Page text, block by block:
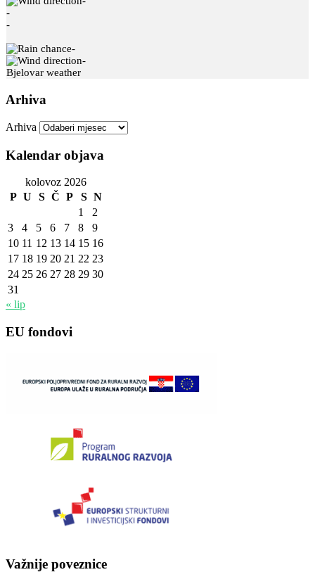
-
-
-
-
Bjelovar weather
Arhiva
Arhiva
Kalendar objava
kolovoz 2026
P U S Č P S N
1
2
3
4 5 6 7 8
9
10 11 12 13 14 15 16
17 18 19 20 21 22 23
24 25 26 27 28 29 30
31
« lip
EU fondovi
Važnije poveznice